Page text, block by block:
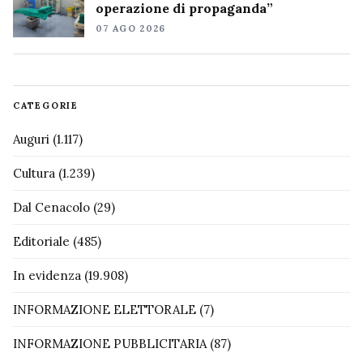
operazione di propaganda”
07 AGO 2026
CATEGORIE
Auguri (1.117)
Cultura (1.239)
Dal Cenacolo (29)
Editoriale (485)
In evidenza (19.908)
INFORMAZIONE ELETTORALE (7)
INFORMAZIONE PUBBLICITARIA(87)